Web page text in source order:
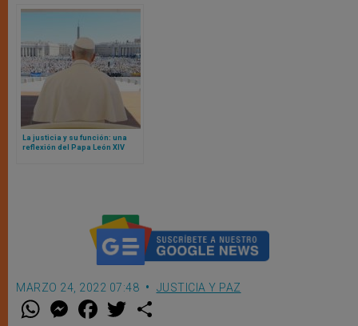
La justicia y su función: una
reflexión del Papa León XIV
MARZO 24, 2022 07:48 JUSTICIA Y PAZ
W M
e
F
a w